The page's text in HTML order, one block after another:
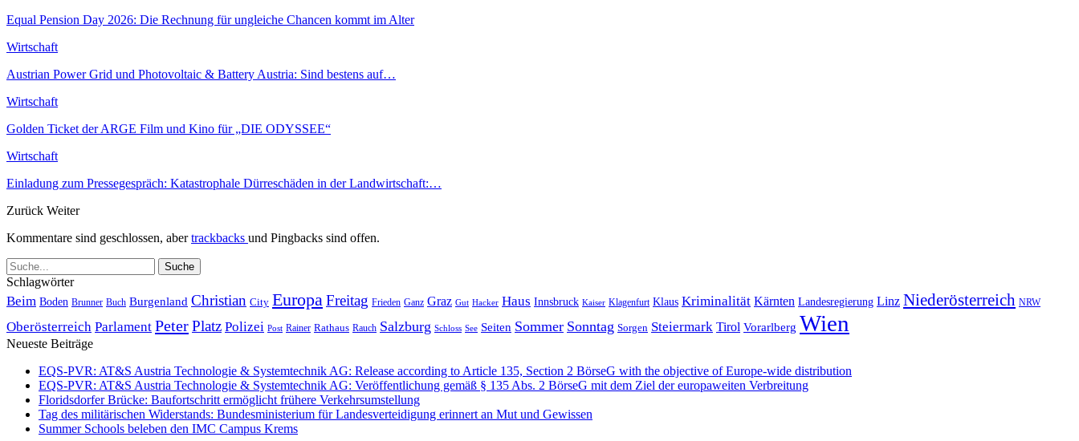
Equal Pension Day 2026: Die Rechnung für ungleiche Chancen kommt im Alter
Wirtschaft
Austrian Power Grid und Photovoltaic & Battery Austria: Sind bestens auf…
Wirtschaft
Golden Ticket der ARGE Film und Kino für „DIE ODYSSEE“
Wirtschaft
Einladung zum Pressegespräch: Katastrophale Dürreschäden in der Landwirtschaft:…
Zurück Weiter
Kommentare sind geschlossen, abertrackbacks und Pingbacks sind offen.
Schlagwörter
Beim Boden Brunner Buch Burgenland Christian City Europa Freitag Frieden Ganz Graz Gut Hacker Haus Innsbruck Kaiser Klagenfurt Klaus Kriminalität Kärnten Landesregierung Linz Niederösterreich NRW
Oberösterreich Parlament PeterPlatz Polizei Post Rainer Rathaus Rauch Salzburg Schloss See Seiten Sommer Sonntag Sorgen Steiermark Tirol Vorarlberg Wien
Neueste Beiträge
EQS-PVR: AT&S Austria Technologie & Systemtechnik AG: Release according to Article 135, Section 2 BörseG with the objective of Europe-wide distribution
EQS-PVR: AT&S Austria Technologie & Systemtechnik AG: Veröffentlichung gemäß § 135 Abs. 2 BörseG mit dem Ziel der europaweiten Verbreitung
Floridsdorfer Brücke: Baufortschritt ermöglicht frühere Verkehrsumstellung
Tag des militärischen Widerstands: Bundesministerium für Landesverteidigung erinnert an Mut und Gewissen
Summer Schools beleben den IMC Campus Krems